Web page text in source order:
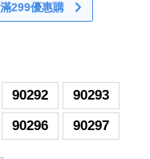
滿299優惠購
90292
90293
90296 90297